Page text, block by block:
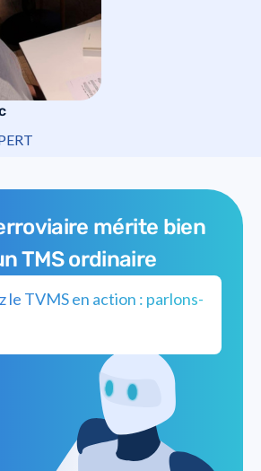
mérite bien
TMS ordinaire
le TVMS en action : parlons-